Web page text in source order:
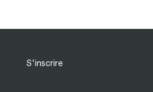
S'inscrire